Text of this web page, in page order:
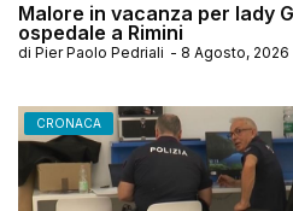
Malore in vacanza per lady
ospedale a Rimini
di Pier Paolo Pedriali - 8 Agosto, 2026
CRONACA